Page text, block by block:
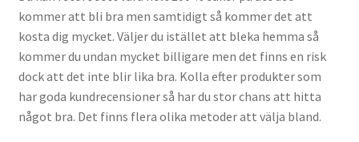
kommer att bli bra men samtidigt så kommer det att
kosta dig mycket. Väljer du istället att bleka hemma så
kommer du undan mycket billigare men det finns en risk
dock att det inte blir lika bra. Kolla efter produkter som
har goda kundrecensioner så har du stor chans att hitta
något bra. Det finns flera olika metoder att välja bland.